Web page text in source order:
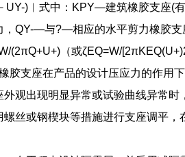
UY-)︱式中：KPY―建筑橡胶支座
，QY-―与?—相应的水平剪力橡胶
(2πQ+U+)（或ζEQ=W/
胶支座在产品的设计压应力的作用
观出现明显异常或试验曲线异常时
丝或钢楔块等措施进行支座调平